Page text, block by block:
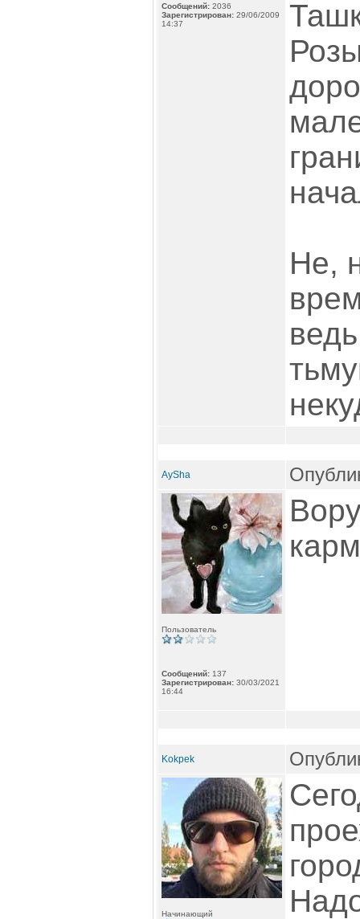
Сообщений: 2036
Зарегистрирован: 29/06/2009
14:37
Не,
AySha
Пользователь
Сообщений: 137
Зарегистрирован: 30/03/2021
16:44
Kokpek
Начинающий